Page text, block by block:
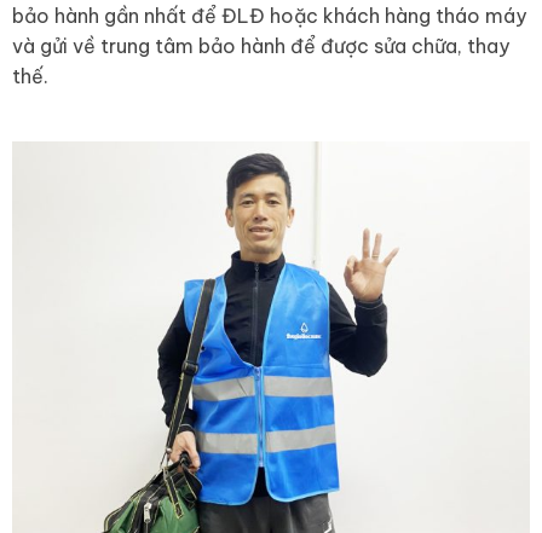
bảo hành gần nhất để ĐLĐ hoặc khách hàng tháo máy
và gửi về trung tâm bảo hành để được sửa chữa, thay
thế.